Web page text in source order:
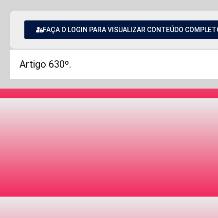
FAÇA O LOGIN PARA VISUALIZAR CONTEÚDO
Artigo 630º.